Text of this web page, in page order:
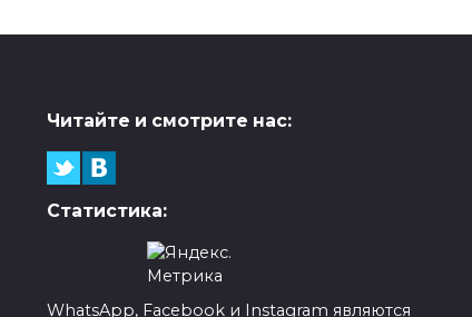
Читайте и смотрите нас:
Статистика:
WhatsApp, Facebook и Instagram являются